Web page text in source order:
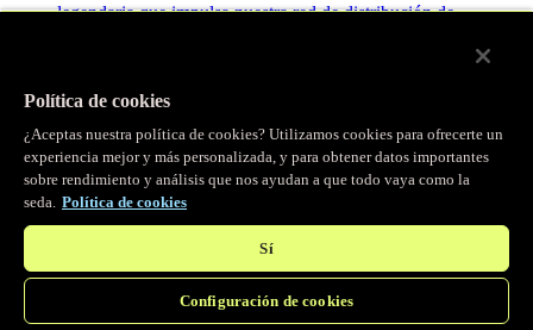
legendaria que impulsa nuestra red de distribución de
Servidor MCP
Control por IA para tus servicios Fastly.
Política de cookies
¿Aceptas nuestra política de cookies? Utilizamos cookies para ofrecerte un
experiencia mejor y más personalizada, y para obtener datos importantes
sobre rendimiento y análisis que nos ayudan a que todo vaya como la
seda. Política de cookies
Sí
Configuración de cookies